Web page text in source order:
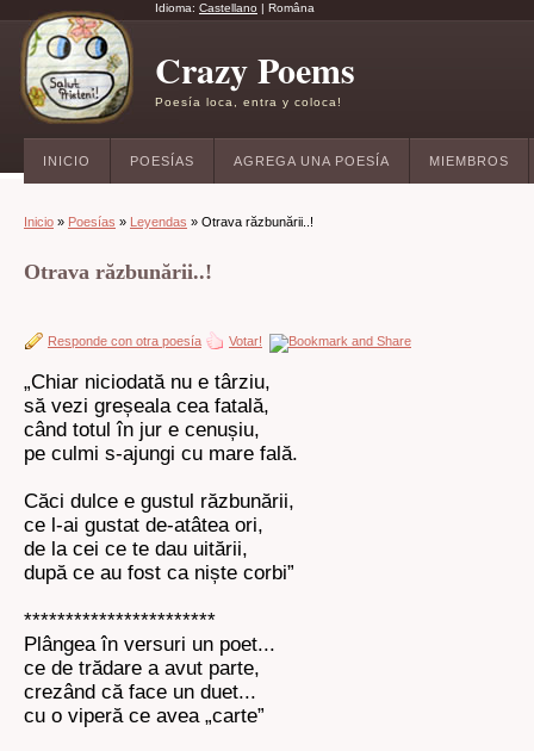
Idioma: Castellano | Româna
Crazy Poems
Poesía loca, entra y coloca!
INICIO POESÍAS AGREGA UNA POESÍA MIEMBROS
Inicio » Poesías » Leyendas » Otrava răzbunării..!
Otrava răzbunării..!
Responde con otra poesía Votar!
„Chiar niciodată nu e târziu,
să vezi greșeala cea fatală,
când totul în jur e cenușiu,
pe culmi s-ajungi cu mare fală.
Căci dulce e gustul răzbunării,
ce l-ai gustat de-atâtea ori,
de la cei ce te dau uitării,
după ce au fost ca niște corbi”
***********************
Plângea în versuri un poet...
ce de trădare a avut parte,
crezând că face un duet...
cu o viperă ce avea „carte”